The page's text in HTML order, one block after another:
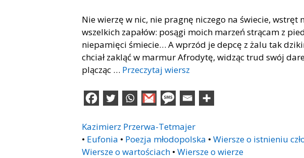
Nie wie­rzę w nic, nie pra­gnę ni­cze­go na świe­cie, wstręt
wszel­kich za­pa­łów: po­są­gi mo­ich ma­rzeń strą­cam z
nie­pa­mię­ci śmie­cie… A wprzód je dep­cę z żalu tak
chciał za­kląć w mar­mur Afro­dy­tę, wi­dząc trud swój
plą­cząc … Przeczytaj wiersz
Kazimierz Przerwa-Tetmajer
• Eufonia • Poezja młodopolska • Wiersze o istnieniu
Wiersze o wartościach • Wiersze o wierze